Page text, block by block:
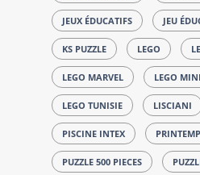
JEUX ÉDUCATIFS JEU
KS PUZZLE LEGO
LEGO MARVEL LEGO
LEGO TUNISIE LISCIANI
PISCINE INTEX
PUZZLE 500 PIECES